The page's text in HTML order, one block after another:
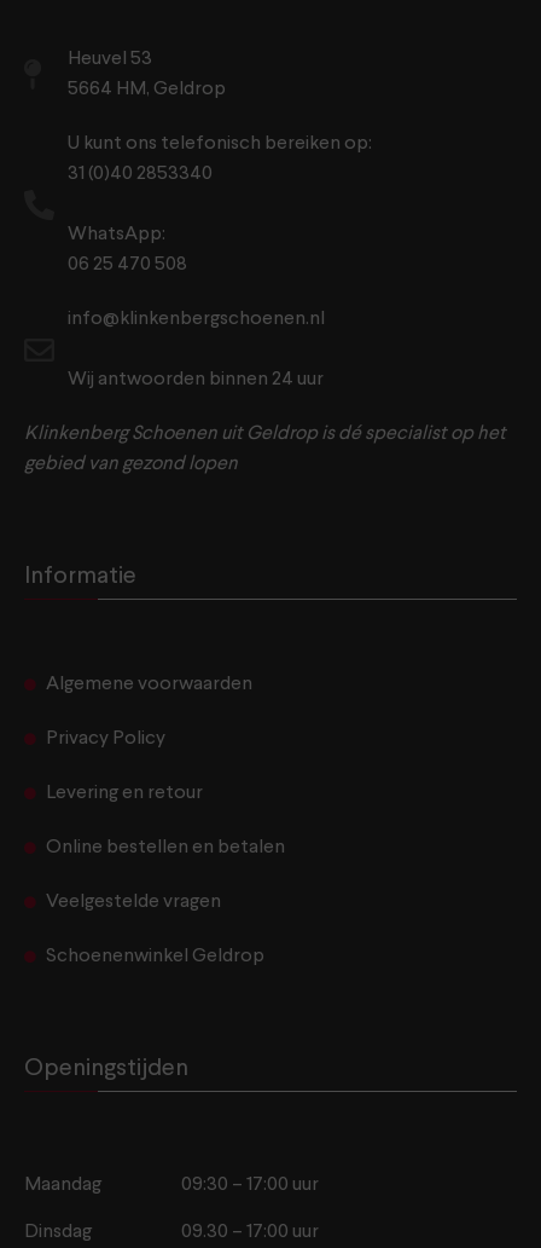
Heuvel 53
5664 HM, Geldrop
U kunt ons telefonisch bereiken op:
31 (0)40 2853340
WhatsApp:
06 25 470 508
info@klinkenbergschoenen.nl
Wij antwoorden binnen 24 uur
Klinkenberg Schoenen uit Geldrop is dé specialist op het
gebied van gezond lopen
Informatie
Algemene voorwaarden
Privacy Policy
Levering en retour
Online bestellen en betalen
Veelgestelde vragen
Schoenenwinkel Geldrop
Openingstijden
Maandag 09:30 – 17:00 uur
Dinsdag 09.30 – 17:00 uur